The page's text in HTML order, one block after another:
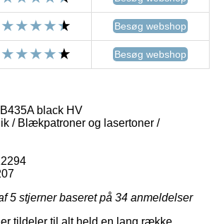
Besøg webshop
Besøg webshop
black HV
/ Blækpatroner og lasertoner /
5 stjerner baseret på 34 anmeldelser
tildeler til alt held en lang række